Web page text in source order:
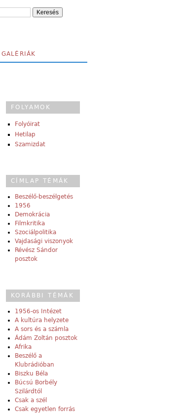
GALÉRIÁK
FOLYAMOK
Folyóirat
Hetilap
Szamizdat
CÍMLAP TÉMÁK
Beszélő-beszélgetés
1956
Demokrácia
Filmkritika
Szociálpolitika
Vajdasági viszonyok
Révész Sándor
posztok
KORÁBBI TÉMÁK
1956-os Intézet
A kultúra helyzete
A sors és a számla
Ádám Zoltán posztok
Afrika
Beszélő a
Klubrádióban
Biszku Béla
Búcsú Borbély
Szilárdtól
Csak a szél
Csak egyetlen forrás